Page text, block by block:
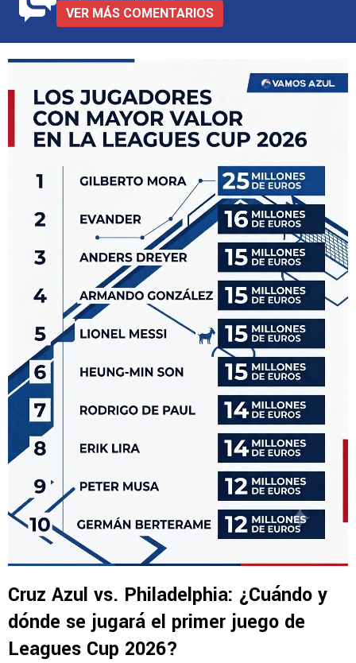
VER MÁS COMENTARIOS
Cruz Azul vs. Philadelphia: ¿Cuándo y
dónde se jugará el primer juego de
Leagues Cup 2026?